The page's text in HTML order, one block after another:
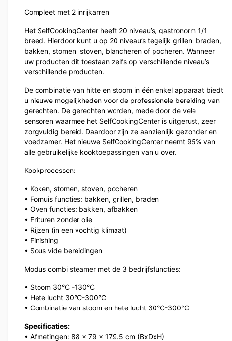
Compleet met 2 inrijkarren
Het SelfCookingCenter heeft 20 niveau’s, gastronorm 1/1
breed. Hierdoor kunt u op 20 niveau’s tegelijk grillen, braden,
bakken, stomen, stoven, blancheren of pocheren. Wanneer
uw producten dit toestaan zelfs op verschillende niveau’s
verschillende producten.
De combinatie van hitte en stoom in één enkel apparaat biedt
u nieuwe mogelijkheden voor de professionele bereiding van
gerechten. De gerechten worden, mede door de vele
sensoren waarmee het SelfCookingCenter is uitgerust, zeer
zorgvuldig bereid. Daardoor zijn ze aanzienlijk gezonder en
voedzamer. Het nieuwe SelfCookingCenter neemt 95% van
alle gebruikelijke kooktoepassingen van u over.
Kookprocessen:
• Koken, stomen, stoven, pocheren
• Fornuis functies: bakken, grillen, braden
• Oven functies: bakken, afbakken
• Frituren zonder olie
• Rijzen (in een vochtig klimaat)
• Finishing
• Sous vide bereidingen
Modus combi steamer met de 3 bedrijfsfuncties:
• Stoom 30°C -130°C
• Hete lucht 30°C-300°C
• Combinatie van stoom en hete lucht 30°C-300°C
Specificaties:
• Afmetingen: 88 x 79 x 179.5 cm (BxDxH)